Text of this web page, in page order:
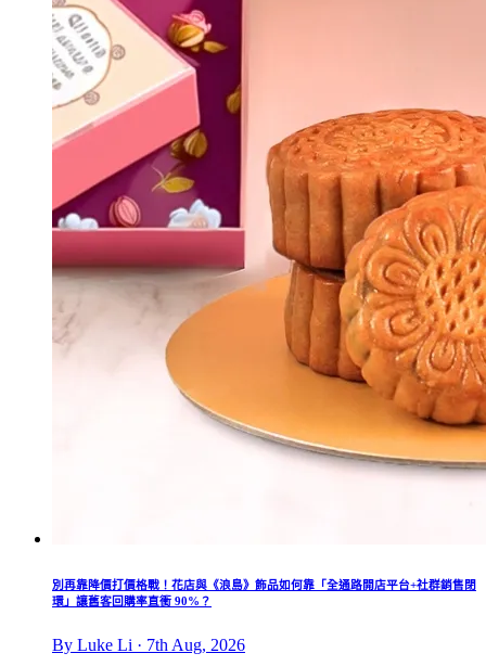
別再靠降價打價格戰！花店與《浪島》飾品如何靠「全通路開店平台+社群銷售閉
環」讓舊客回購率直衝 90%？
By Luke Li · 7th Aug, 2026